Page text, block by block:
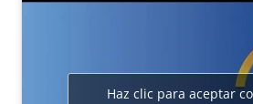
Haz clic para aceptar